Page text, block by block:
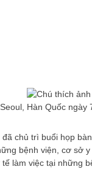
Hàn Quốc ngày
chủ trì buổi họp
bệnh viện, cơ sở
làm việc tại những